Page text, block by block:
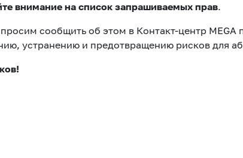
внимание на список запрашиваемых прав.
сообщить об этом в Контакт-центр MEGA
устранению и предотвращению рисков для